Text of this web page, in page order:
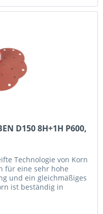
D150 8H+1H P600,
Technologie von Korn
für eine sehr hohe
und ein gleichmäßiges
ist beständig in